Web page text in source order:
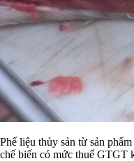
Phế liệu thủy sản từ sản
chế biến có mức thuế GTGT